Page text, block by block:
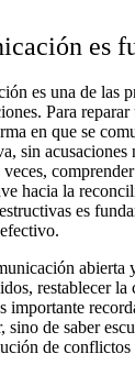
es
es una de las
Para reparar
en que se
sin acusaciones
hacia la
es
abierta
restablecer
importante
sino de saber
de